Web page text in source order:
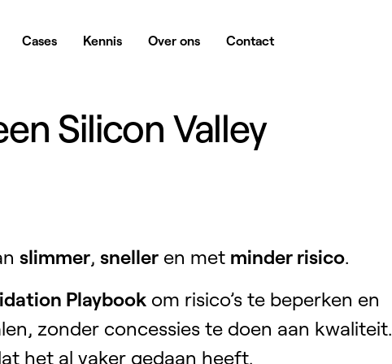
Cases Kennis Over ons Contact
Silicon Valley
slimmer, sneller en met minder risico.
Playbook om risico’s te beperken en
zonder concessies te doen aan kwaliteit.
het al vaker gedaan heeft.